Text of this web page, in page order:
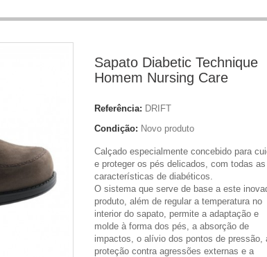
Sapato Diabetic Technique
Homem Nursing Care
Referência: DRIFT
Condição: Novo produto
Calçado especialmente concebido para
e proteger os pés delicados, com todas as
características de diabéticos.
O sistema que serve de base a este
produto, além de regular a temperatura no
interior do sapato, permite a adaptação e
molde à forma dos pés, a absorção de
impactos, o alívio dos pontos de pressão,
proteção contra agressões externas e a